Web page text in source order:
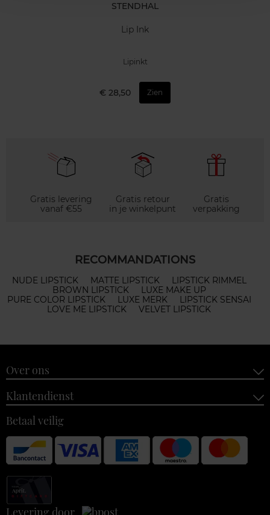
STENDHAL
Lip Ink
Lipinkt
€ 28,50 Zien
Gratis levering
vanaf €55
Gratis retour
in je winkelpunt
Gratis
verpakking
RECOMMANDATIONS
NUDE LIPSTICK MATTE LIPSTICK
LIPSTICK RIMMEL
BROWN LIPSTICK
LUXE MAKE UP
PURE COLOR LIPSTICK
LUXE MERK
LIPSTICK SENSAI
LOVE ME LIPSTICK
VELVET LIPSTICK
Over ons
Klantendienst
Betaal veilig